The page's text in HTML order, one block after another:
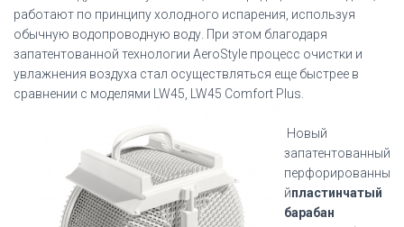
работают по принципу холодного испарения, используя
обычную водопроводную воду. При этом благодаря
запатентованной технологии AeroStyle процесс очистки и
увлажнения воздуха стал осуществляться еще быстрее в
сравнении с моделями LW45, LW45 Comfort Plus.
Новый
запатентованный
перфорированны
йпластинчатый
барабан